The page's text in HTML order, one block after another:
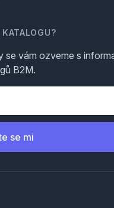
se vám ozveme s
B2M.
se mi